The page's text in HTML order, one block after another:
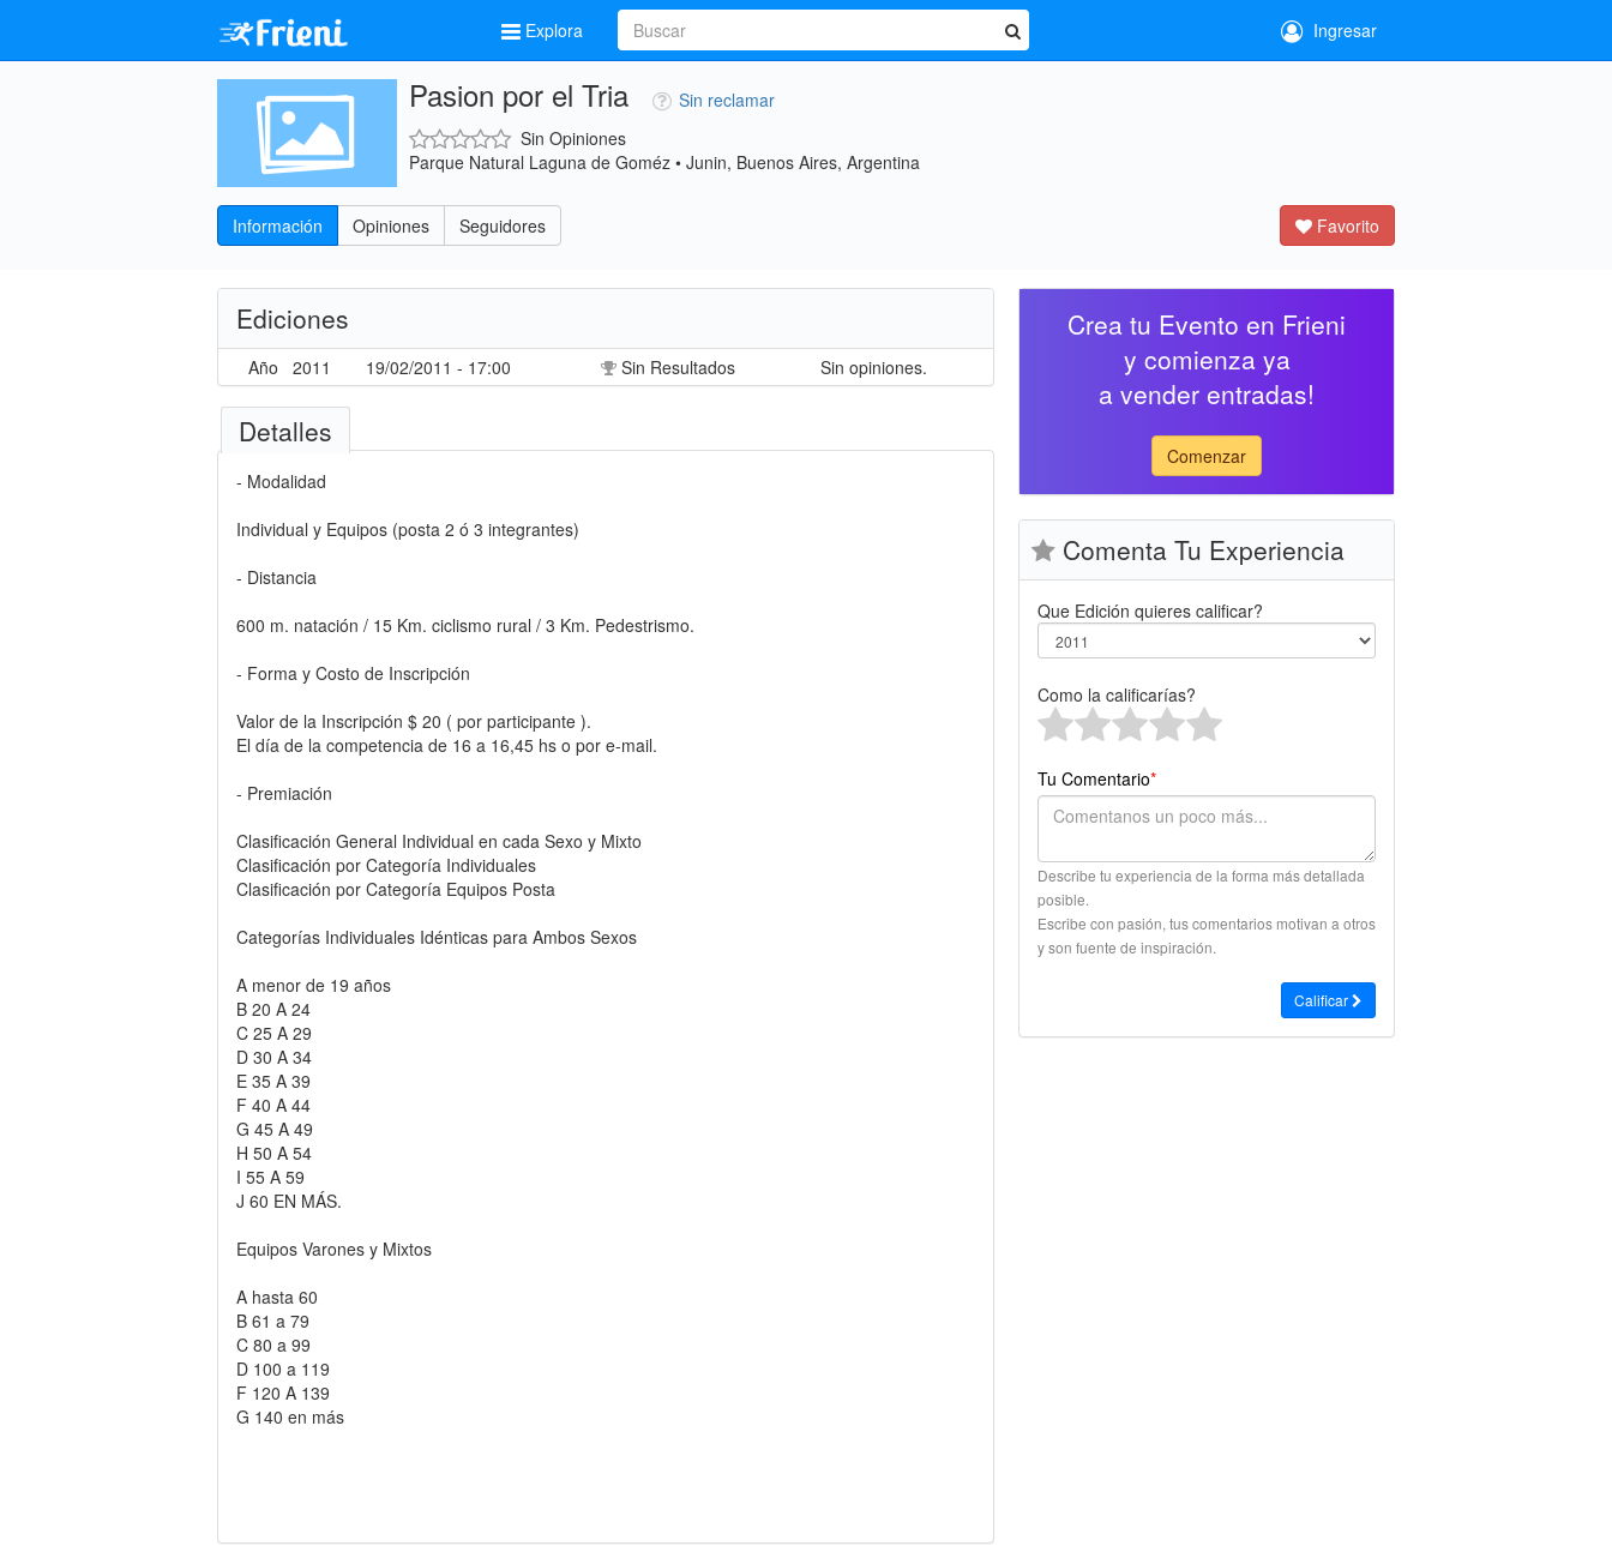
Explora Ingresar
Pasion por el Tria
Sin reclamar
Sin Opiniones
Parque Natural Laguna de Goméz • Junin, Buenos Aires, Argentina
Favorito
Información Opiniones Seguidores
Ediciones
Año 2011 19/02/2011 - 17:00 Sin Resultados Sin opiniones.
Detalles
- Modalidad
Individual y Equipos (posta 2 ó 3 integrantes)
- Distancia
600 m. natación / 15 Km. ciclismo rural / 3 Km. Pedestrismo.
- Forma y Costo de Inscripción
Valor de la Inscripción $ 20 ( por participante ).
El día de la competencia de 16 a 16,45 hs o por e-mail.
- Premiación
Clasificación General Individual en cada Sexo y Mixto
Clasificación por Categoría Individuales
Clasificación por Categoría Equipos Posta
Categorías Individuales Idénticas para Ambos Sexos
A menor de 19 años
B 20 A 24
C 25 A 29
D 30 A 34
E 35 A 39
F 40 A 44
G 45 A 49
H 50 A 54
I 55 A 59
J 60 EN MÁS.
Equipos Varones y Mixtos
A hasta 60
B 61 a 79
C 80 a 99
D 100 a 119
F 120 A 139
G 140 en más
Crea tu Evento en Frieni
y comienza ya
a vender entradas!
Comenzar
Comenta Tu Experiencia
Que Edición quieres calificar?
Como la calificarías?
Tu Comentario*
Describe tu experiencia de la forma más detallada
posible.
Escribe con pasión, tus comentarios motivan a otros
y son fuente de inspiración.
Calificar